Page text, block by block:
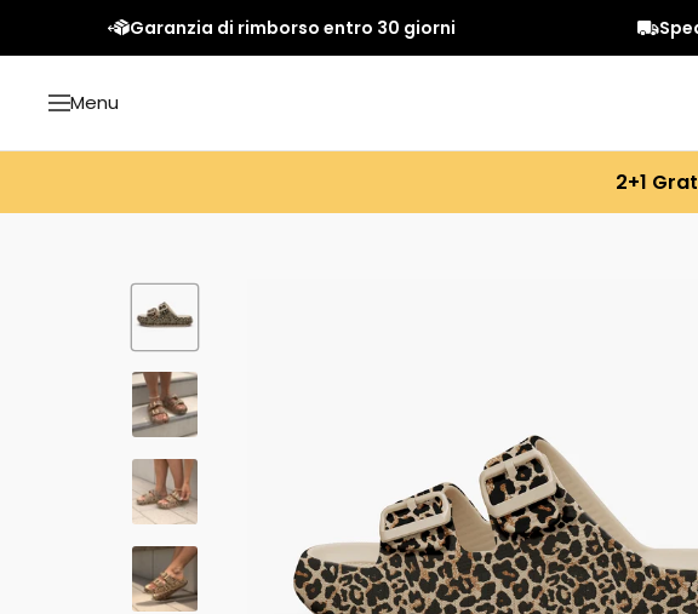
Garanzia di rimborso entro 30 giorni
Navigazione
Menu
2+1